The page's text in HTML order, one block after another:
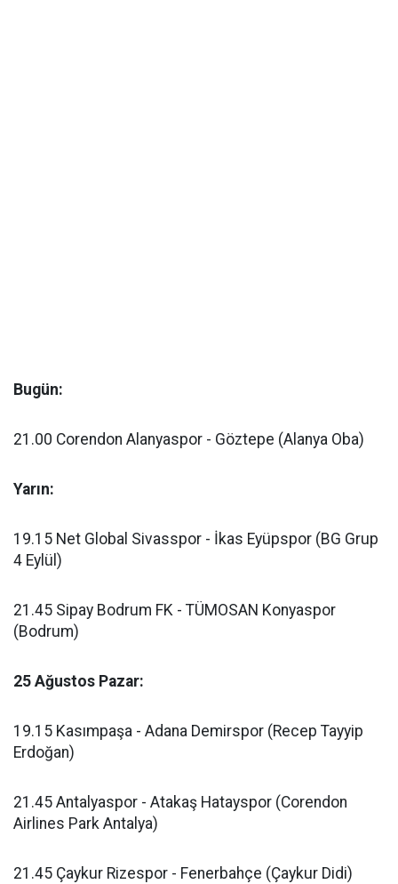
Bugün:
21.00 Corendon Alanyaspor - Göztepe (Alanya Oba)
Yarın:
19.15 Net Global Sivasspor - İkas Eyüpspor (BG Grup
4 Eylül)
21.45 Sipay Bodrum FK - TÜMOSAN Konyaspor
(Bodrum)
25 Ağustos Pazar:
19.15 Kasımpaşa - Adana Demirspor (Recep Tayyip
Erdoğan)
21.45 Antalyaspor - Atakaş Hatayspor (Corendon
Airlines Park Antalya)
21.45 Çaykur Rizespor - Fenerbahçe (Çaykur Didi)